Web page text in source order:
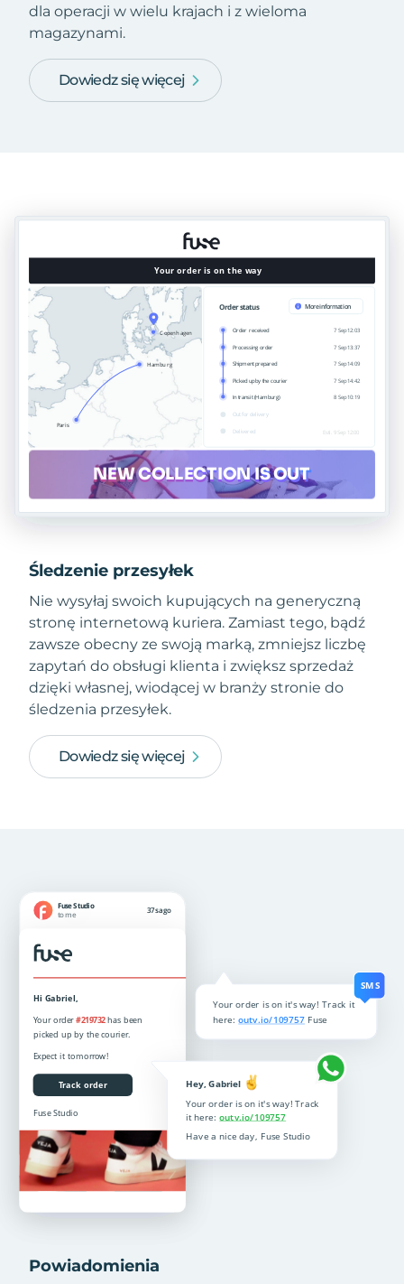
dla operacji w wielu krajach i z wieloma
magazynami.
Dowiedz się więcej
Śledzenie przesyłek
Nie wysyłaj swoich kupujących na generyczną
stronę internetową kuriera. Zamiast tego, bądź
zawsze obecny ze swoją marką, zmniejsz liczbę
zapytań do obsługi klienta i zwiększ sprzedaż
dzięki własnej, wiodącej w branży stronie do
śledzenia przesyłek.
Dowiedz się więcej
Powiadomienia